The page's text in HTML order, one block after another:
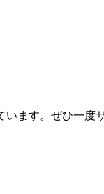
ます。ぜひ一度